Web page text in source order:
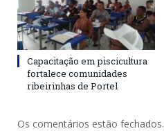
Capacitação em piscicultura
fortalece comunidades
ribeirinhas de Portel
Os comentários estão fechados.